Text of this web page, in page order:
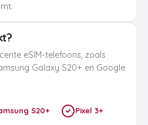
eSIM-telefoons, zoals
Galaxy S20+ en Google
S20+ Pixel 3+